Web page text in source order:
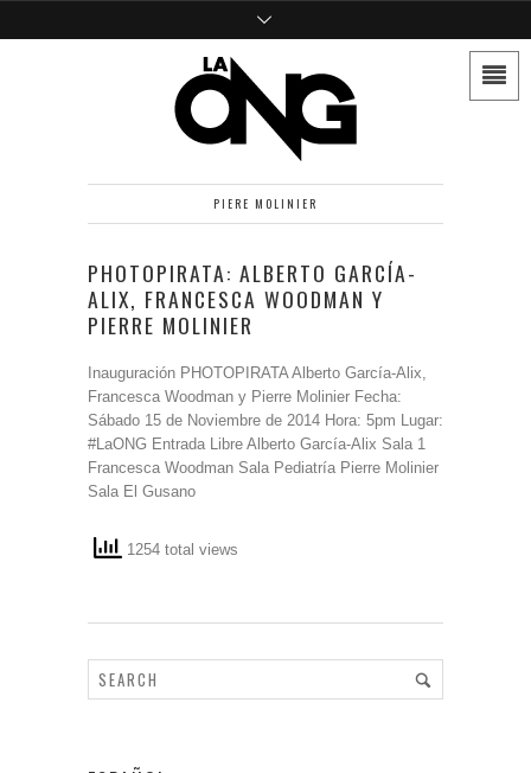
PIERE MOLINIER
PHOTOPIRATA: ALBERTO GARCÍA-
ALIX, FRANCESCA WOODMAN Y
PIERRE MOLINIER
Inauguración PHOTOPIRATA Alberto García-Alix,
Francesca Woodman y Pierre Molinier Fecha:
Sábado 15 de Noviembre de 2014 Hora: 5pm Lugar:
#LaONG Entrada Libre Alberto García-Alix Sala 1
Francesca Woodman Sala Pediatría Pierre Molinier
Sala El Gusano
1254 total views